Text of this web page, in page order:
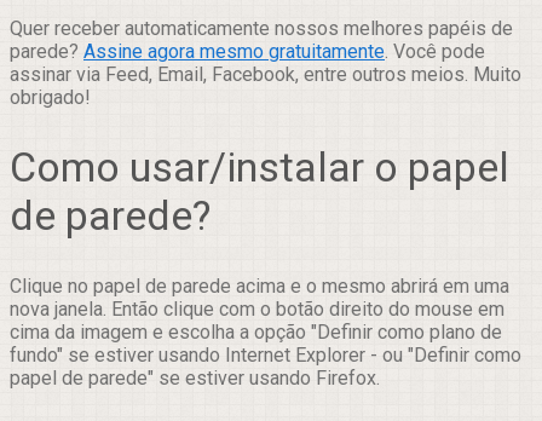
Quer receber automaticamente nossos melhores papéis de
parede? Assine agora mesmo gratuitamente. Você pode
assinar via Feed, Email, Facebook, entre outros meios. Muito
obrigado!
Como usar/instalar o papel
de parede?
Clique no papel de parede acima e o mesmo abrirá em uma
nova janela. Então clique com o botão direito do mouse em
cima da imagem e escolha a opção "Definir como plano de
fundo" se estiver usando Internet Explorer - ou "Definir como
papel de parede" se estiver usando Firefox.